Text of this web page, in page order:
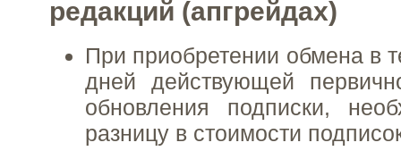
редакций (апгрейдах)
При приобретении обмена в
дней действующей
обновления подписки,
разницу в стоимости